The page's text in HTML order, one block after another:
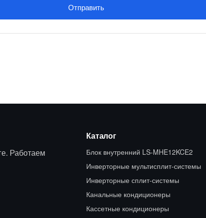
Отправить
Работаем
Каталог
Блок внутренний LS-MHE12KCE2
Инверторные мультисплит-системы
Инверторные сплит-системы
Канальные кондиционеры
Кассетные кондиционеры